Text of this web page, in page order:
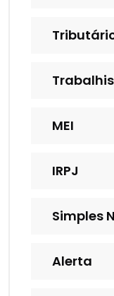
MEI
IRPJ
Simples
Alerta